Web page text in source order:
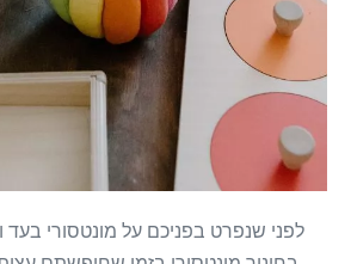
לפני שנפרט בפניכם על מונטסורי בעד